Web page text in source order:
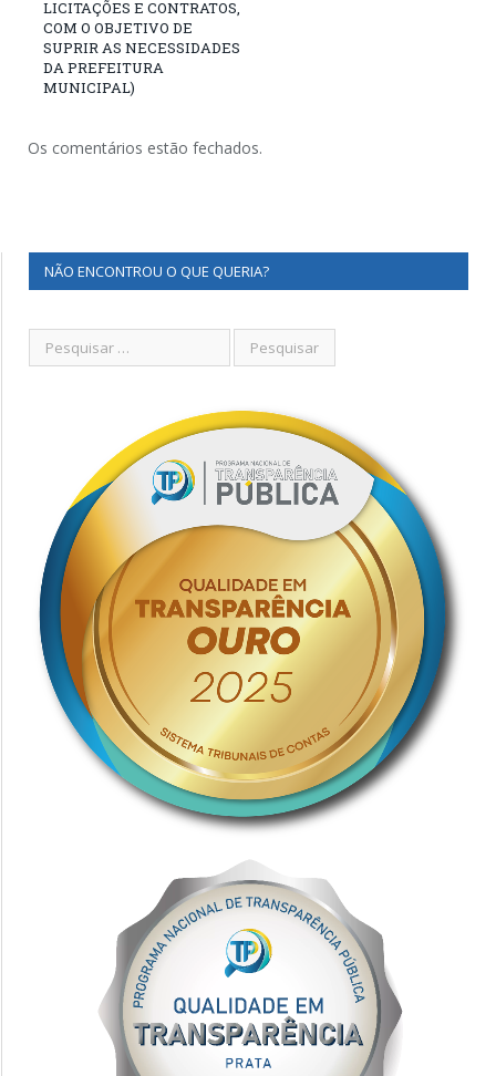
LICITAÇÕES E CONTRATOS,
COM O OBJETIVO DE
SUPRIR AS NECESSIDADES
DA PREFEITURA
MUNICIPAL)
Os comentários estão fechados.
NÃO ENCONTROU O QUE QUERIA?